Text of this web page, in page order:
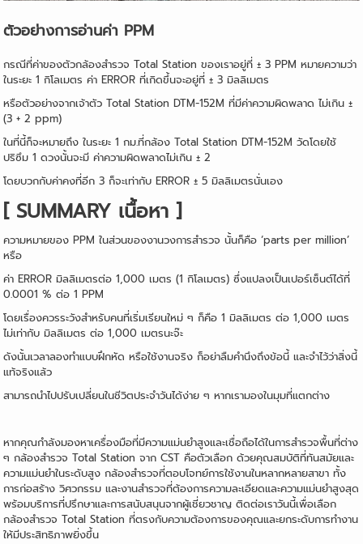
ตัวอย่างการอ่านค่า PPM
กรณีที่ค่าของตัวกล้องสำรวจ Total Station ของเราอยู่ที่ ± 3 PPM หมายความว่า
ในระยะ 1 กิโลเมตร ค่า ERROR ที่เกิดขึ้นจะอยู่ที่ ± 3 มิลลิเมตร
หรือตัวอย่างจากเจ้าตัว Total Station DTM-152M ที่มีค่าความผิดพลาด ไม่เกิน ±
(3 + 2 ppm)
ในที่นี้ก็จะหมายถึง ในระยะ 1 กม.ที่กล้อง Total Station DTM-152M วัดโดยใช้
ปริซึม 1 ดวงนั้นจะมี ค่าความผิดพลาดไม่เกิน ± 2
โดยบวกกับค่าคงที่อีก 3 ก็จะเท่ากับ ERROR ± 5 มิลลิเมตรนั่นเอง
[ SUMMARY เนื้อหา ]
ความหมายของ PPM ในส่วนของงานวงการสำรวจ นั้นก็คือ ‘parts per million’
หรือ
ค่า ERROR มิลลิเมตรต่อ 1,000 เมตร (1 กิโลเมตร) ซึ่งแปลงเป็นเปอร์เซ็นต์ได้ที่
0.0001 % ต่อ 1 PPM
โดยเรื่องควรระวังสำหรับคนที่เริ่มเรียนใหม่ ๆ ก็คือ 1 มิลลิเมตร ต่อ 1,000 เมตร
ไม่เท่ากับ มิลลิเมตร ต่อ 1,000 เมตรนะจ๊ะ
ดังนั้นเวลาลองทำแบบฝึกหัด หรือใช้งานจริง ก็อย่าลืมคำนึงถึงข้อนี้ และจำไว้ว่าสิ่งนี้
แท้จริงแล้ว
สามารถนำไปปรับเปลี่ยนในชีวิตประจำวันได้ง่าย ๆ หากเรามองในมุมที่แตกต่าง
หากคุณกำลังมองหาเครื่องมือที่มีความแม่นยำสูงและเชื่อถือได้ในการสำรวจพื้นที่ต่าง
ๆ กล้องสำรวจ Total Station จาก CST คือตัวเลือก ด้วยคุณสมบัติที่ทันสมัยและ
ความแม่นยำในระดับสูง กล้องสำรวจที่ตอบโจทย์การใช้งานในหลากหลายสาขา ทั้ง
การก่อสร้าง วิศวกรรม และงานสำรวจที่ต้องการความละเอียดและความแม่นยำสูงสุด
พร้อมบริการที่ปรึกษาและการสนับสนุนจากผู้เชี่ยวชาญ ติดต่อเราวันนี้เพื่อเลือก
กล้องสำรวจ Total Station ที่ตรงกับความต้องการของคุณและยกระดับการทำงาน
ให้มีประสิทธิภาพยิ่งขึ้น